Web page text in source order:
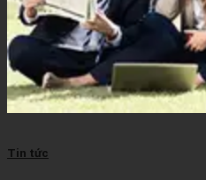
Tin tức